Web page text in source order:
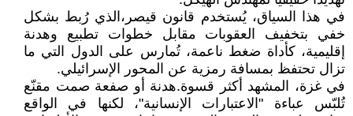
في هذا السياق، يُستخدم قانون قيصر،الذي رُبط بشكل
خفي بتخفيف العقوبات مقابل خطوات تطبيع وهدنة
إقليمية، كأداة ضغط ناعمة، تُمارس على الدول التي ما
تزال تحتفظ بمسافة رمزية عن المحور الإسرائيلي.
في غزة، المشهد أكثر قسوة.هدنة أو صفعة صمت مقنّع
تُلبّس عباءة "الاعتبارات الإنسانية"، لكنها في الواقع